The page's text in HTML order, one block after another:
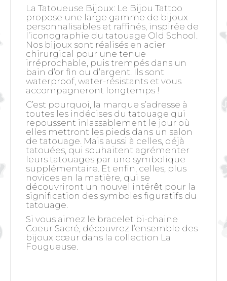
La Tatoueuse Bijoux: Le Bijou Tattoo
propose une large gamme de bijoux
personnalisables et raffinés, inspirée de
l’iconographie du tatouage Old School.
Nos bijoux sont réalisés en acier
chirurgical pour une tenue
irréprochable, puis trempés dans un
bain d’or fin ou d’argent. Ils sont
waterproof, water-résistants et vous
accompagneront longtemps !
C’est pourquoi, la marque s’adresse à
toutes les indécises du tatouage qui
repoussent inlassablement le jour où
elles mettront les pieds dans un salon
de tatouage. Mais aussi à celles, déjà
tatouées, qui souhaitent agrémenter
leurs tatouages par une symbolique
supplémentaire. Et enfin, celles, plus
novices en la matière, qui se
découvriront un nouvel intérêt pour la
signification des symboles figuratifs du
tatouage.
Si vous aimez le bracelet bi-chaine
Coeur Sacré, découvrez l’ensemble des
bijoux cœur dans la collection La
Fougueuse.